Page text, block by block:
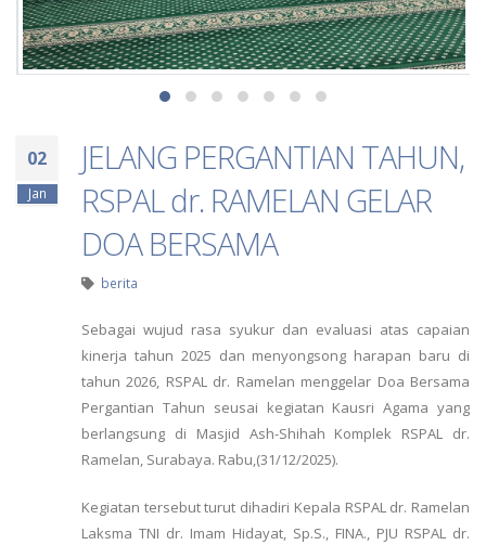
02
Jan
JELANG PERGANTIAN TAHUN,
RSPAL dr. RAMELAN GELAR
DOA BERSAMA
berita
Sebagai wujud rasa syukur dan evaluasi atas capaian
kinerja tahun 2025 dan menyongsong harapan baru di
tahun 2026, RSPAL dr. Ramelan menggelar Doa Bersama
Pergantian Tahun seusai kegiatan Kausri Agama yang
berlangsung di Masjid Ash-Shihah Komplek RSPAL dr.
Ramelan, Surabaya. Rabu,(31/12/2025).
Kegiatan tersebut turut dihadiri Kepala RSPAL dr. Ramelan
Laksma TNI dr. Imam Hidayat, Sp.S., FINA., PJU RSPAL dr.